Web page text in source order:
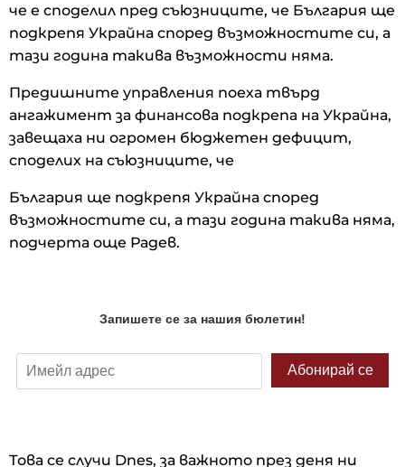
че е споделил пред съюзниците, че България ще
подкрепя Украйна според възможностите си, а
тази година такива възможности няма.
Предишните управления поеха твърд
ангажимент за финансова подкрепа на Украйна,
завещаха ни огромен бюджетен дефицит,
споделих на съюзниците, че
България ще подкрепя Украйна според
възможностите си, а тази година такива няма,
подчерта още Радев.
Това се случи Dnes, за важното през деня ни